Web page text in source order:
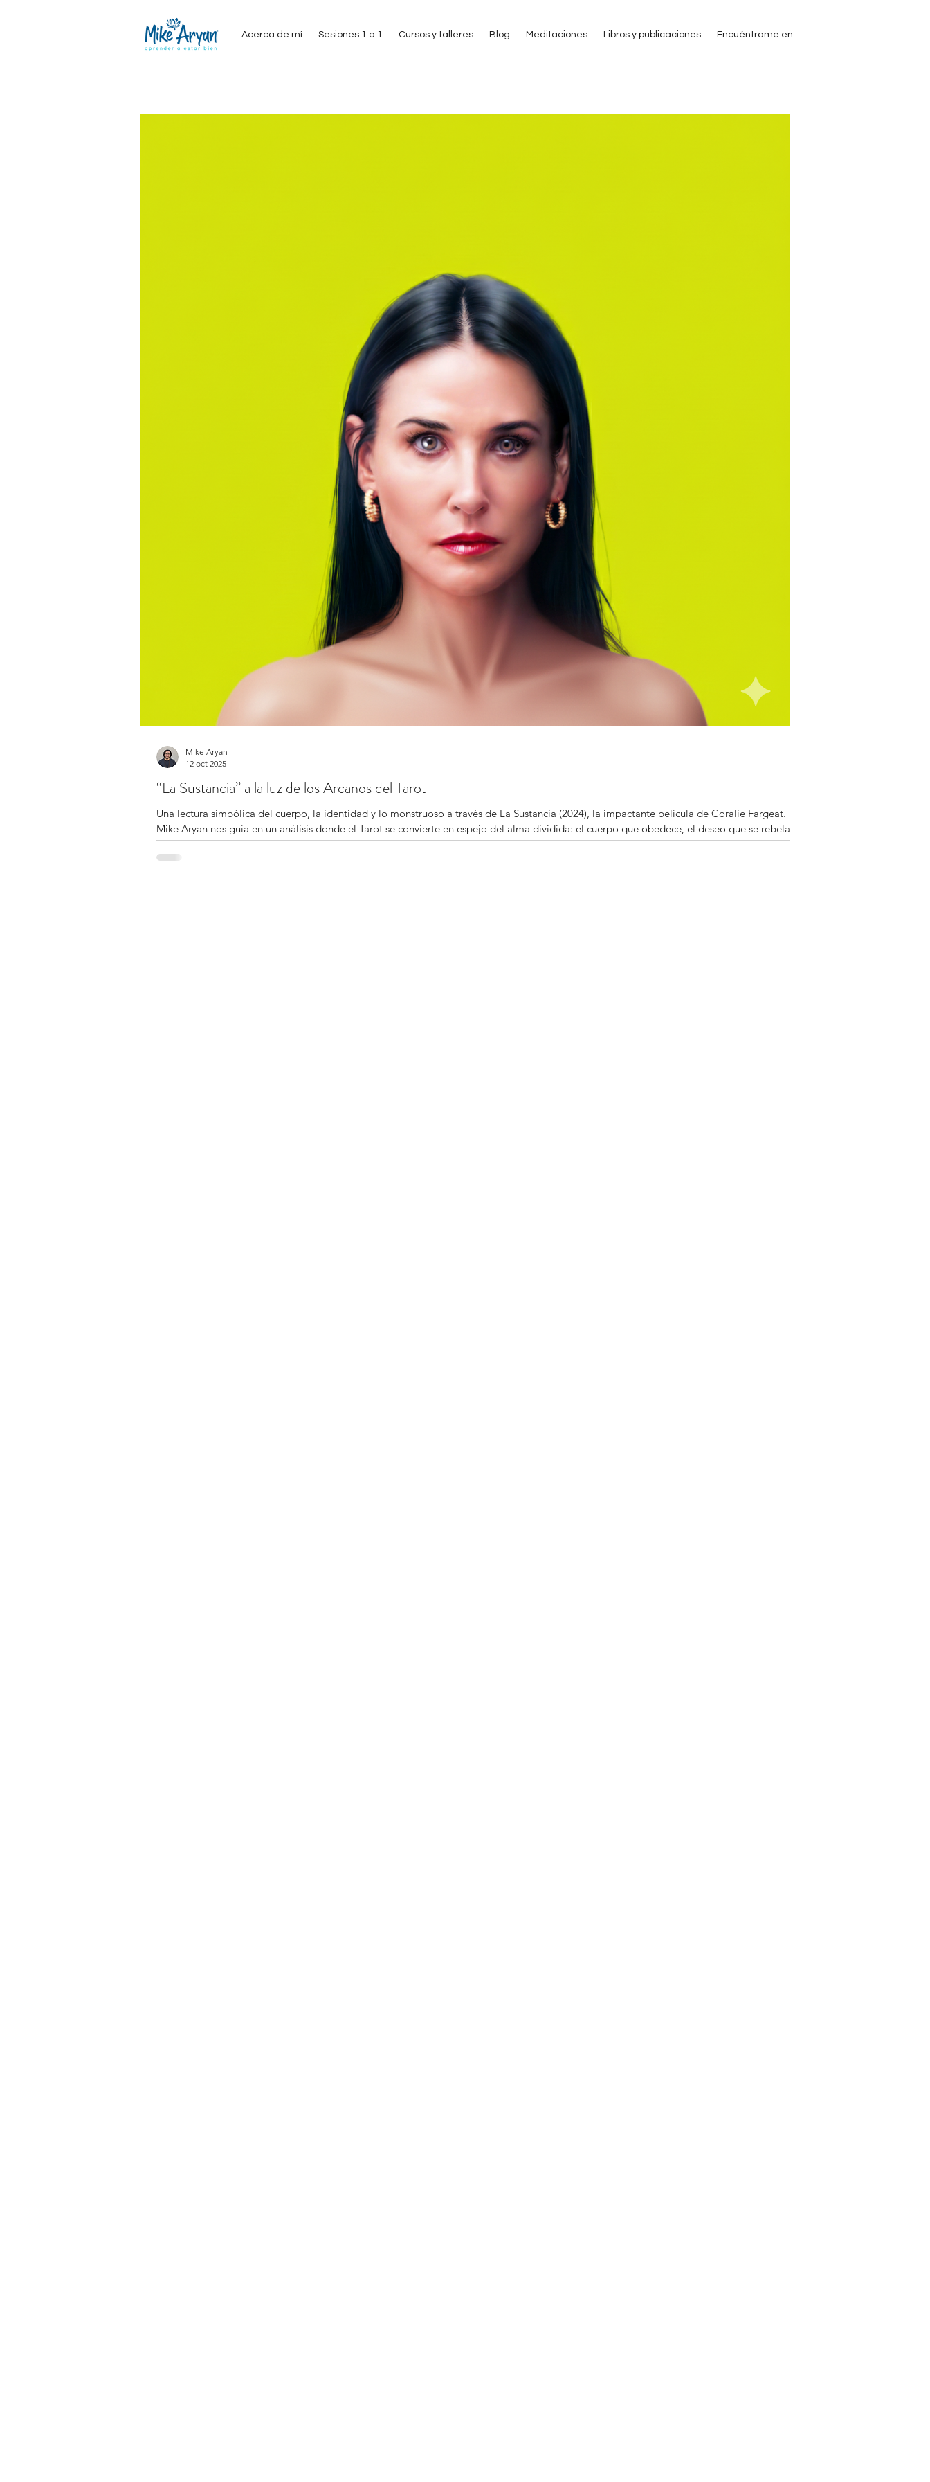
Acerca de mí Sesiones 1 a 1 Cursos y talleres Blog Meditaciones Libros y publicaciones Encuéntrame en
“La Sustancia” a la luz de los Arcanos del Tarot
Una lectura simbólica del cuerpo, la identidad y lo monstruoso a través de La Sustancia (2024), la impactante película de Coralie Fargeat.
Mike Aryan nos guía en un análisis donde el Tarot se convierte en espejo del alma dividida: el cuerpo que obedece, el deseo que se rebela y
el monstruo que pide ser amado. Un recorrido entre El Diablo y La Estrella, entre la herida y la revelación.
Mike Aryan
12 oct 2025